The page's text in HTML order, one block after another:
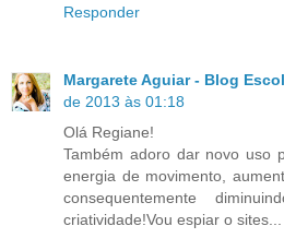
Responder
Margarete Aguiar - Blog
de 2013 às 01:18
Olá Regiane!
Também adoro dar novo uso
energia de movimento,
consequentemente
criatividade!Vou espiar o sites...